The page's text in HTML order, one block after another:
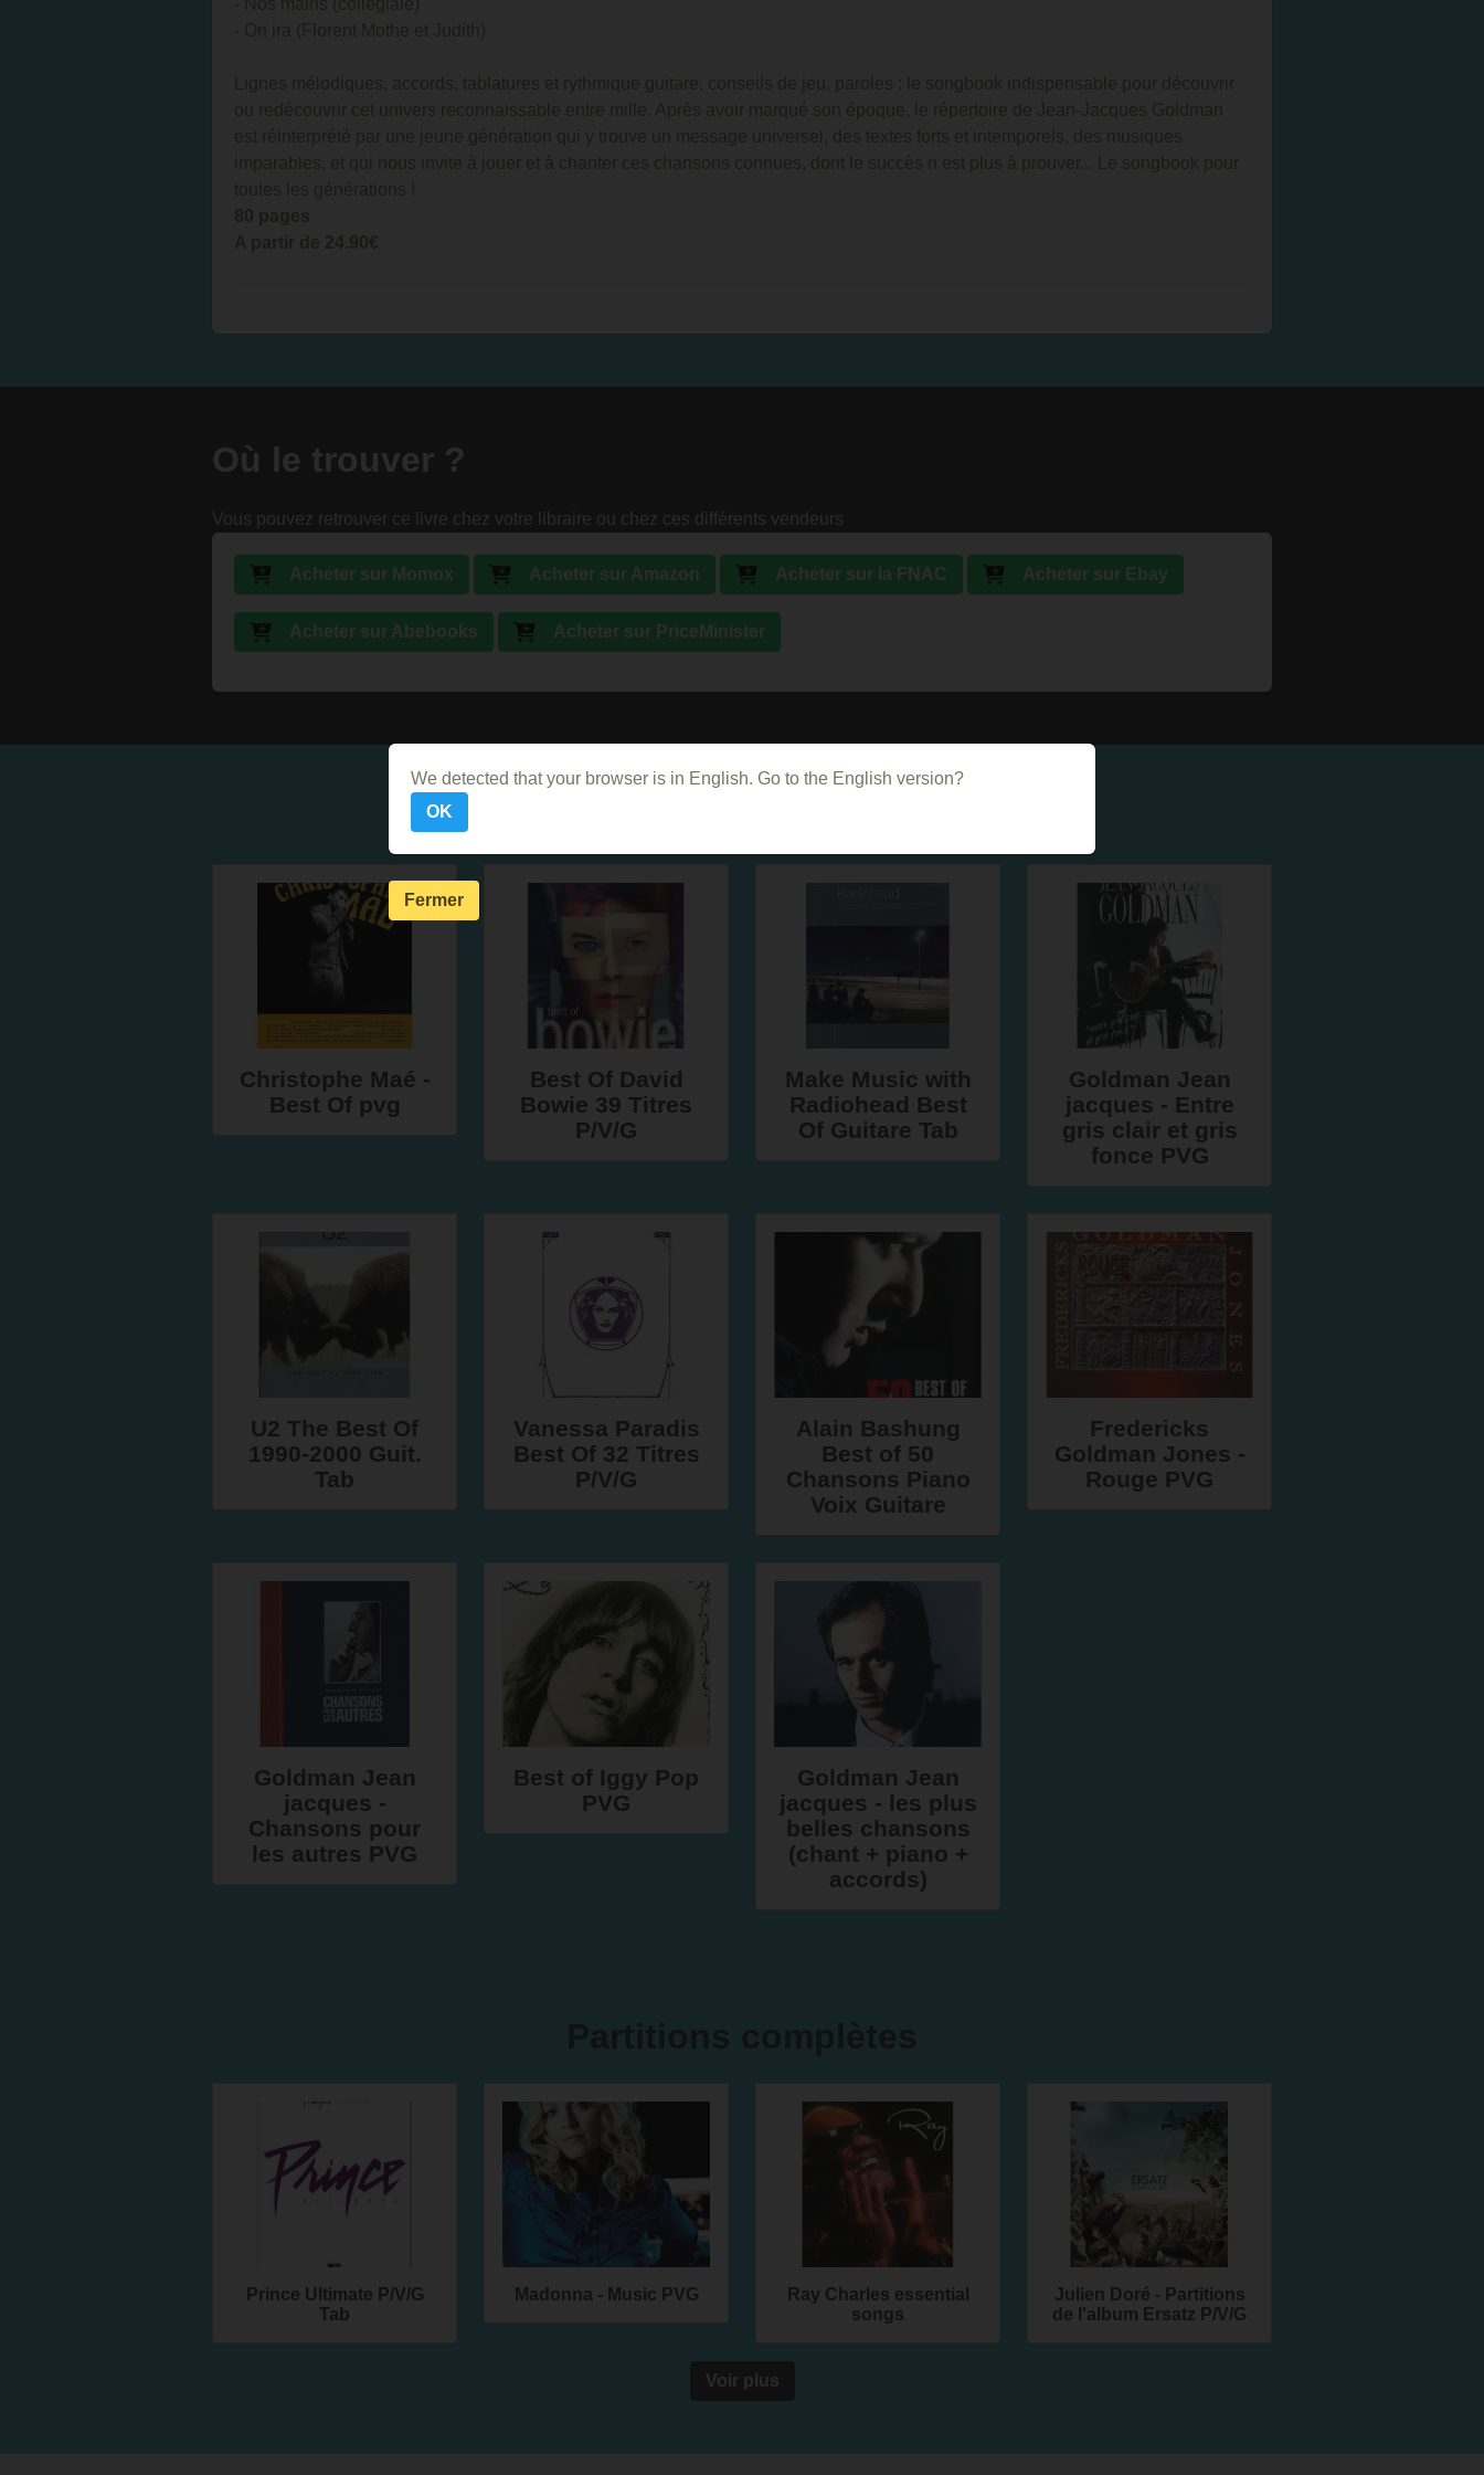
Où le trouver ?
Vous pouvez retrouver ce livre chez votre libraire ou chez ces différents vendeurs
Acheter sur Momox Acheter sur Amazon Acheter sur la FNAC Acheter sur Ebay
Acheter sur Abebooks Acheter sur PriceMinister
Christophe Maé -
Best Of pvg
Best Of David
Bowie 39 Titres
P/V/G
Make Music with
Radiohead Best
Of Guitare Tab
Goldman Jean
jacques - Entre
gris clair et gris
fonce PVG
U2 The Best Of
1990-2000 Guit.
Tab
Vanessa Paradis
Best Of 32 Titres
P/V/G
Alain Bashung
Best of 50
Chansons Piano
Voix Guitare
Fredericks
Goldman Jones -
Rouge PVG
Goldman Jean
jacques -
Chansons pour
les autres PVG
Best of Iggy Pop
PVG
Goldman Jean
jacques - les plus
belles chansons
(chant + piano +
accords)
Prince Ultimate P/V/G
Tab
Madonna - Music PVG
Ray Charles essential
songs
Julien Doré - Partitions
de l'album Ersatz P/V/G
Voir plus
We detected that your browser is in English. Go to the English version?
OK
Fermer